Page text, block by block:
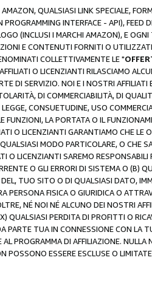
QUALSIASI LINK SPECIALE,
INTERFACE - API), FEED
(INCLUSI I MARCHI AMAZON), E
E CONTENUTI FORNITI O
COLLETTIVAMENTE LE "
O LICENZIANTI RILASCIAMO
DI SERVIZIO. NOI E I NOSTRI AFFILIATI
DI COMMERCIABILITÀ, DI
CONSUETUDINE, USO
FUNZIONI, LA PORTATA O IL
O LICENZIANTI GARANTIAMO CHE LE
MODO PARTICOLARE, O CHE
O LICENZIANTI SAREMO RESPONSABILI
O GLI ERRORI DI SISTEMA O (B)
TUO SITO O DI QUALSIASI DATO,
FISICA O GIURIDICA O
NÉ NOI NÉ ALCUNO DEI NOSTRI
QUALSIASI PERDITA DI PROFITTI O
PARTE TUA IN CONNESSIONE CON LA
PROGRAMMA DI AFFILIAZIONE. NULLA
ESSERE ESCLUSE O